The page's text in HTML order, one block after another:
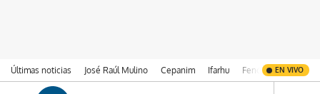
Últimas noticias José Raúl Mulino Cepanim Ifarhu Fenómeno de El
EN VIVO
Ir al contenido